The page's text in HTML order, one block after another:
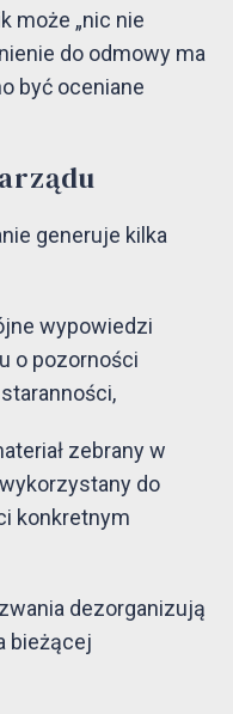
może „nic nie
do odmowy ma
być oceniane
generuje kilka
wypowiedzi
o pozorności
zebrany w
do
konkretnym
dezorganizują
bieżącej